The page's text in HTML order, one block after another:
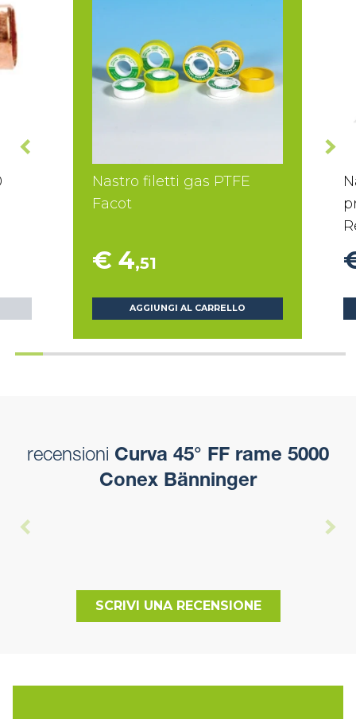
Nastro filetti gas PTFE
Facot
€ 4,51
AGGIUNGI AL CARRELLO
recensioni Curva 45° FF rame 5000
Conex Bänninger
SCRIVI UNA RECENSIONE